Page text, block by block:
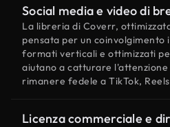
Social media e video di
La libreria di Coverr,
pensata per un coinvolgimento
formati verticali e ottimizzati
aiutano a catturare
rimanere fedele a TikTok,
Licenza commerciale e